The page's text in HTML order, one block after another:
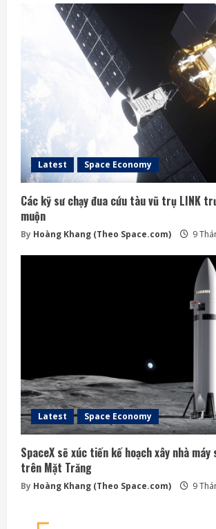
Latest Space Economy
Các kỹ sư chạy đua cứu tàu vũ trụ LINK
muộn
By Hoàng Khang (Theo Space.com) 9
Latest Space Economy
SpaceX sẽ xúc tiến kế hoạch xây nhà
trên Mặt Trăng
By Hoàng Khang (Theo Space.com) 9